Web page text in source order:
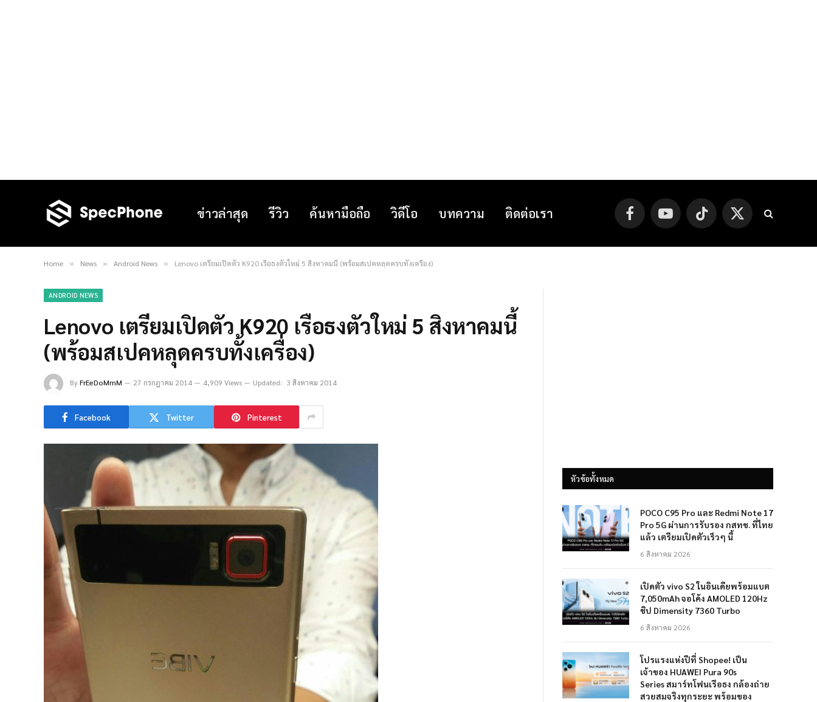
ข่าวล่าสุด รีวิว ค้นหามือถือ วิดีโอ บทความ ติดต่อเรา FacebookYouTube TikTok
X
(Twitter)
Home » News » Android News » Lenovo เตรียมเปิดตัว K920 เรือธงตัวใหม่ 5 สิงหาคมนี้ (พร้อมสเปคหลุดครบทั้งเครื่อง)
ANDROID NEWS
Lenovo เตรียมเปิดตัว K920 เรือธงตัวใหม่ 5 สิงหาคมนี้
(พร้อมสเปคหลุดครบทั้งเครื่อง)
ByFrEeDoMmM 27 กรกฎาคม 2014 4,909 Views Updated: 3 สิงหาคม 2014
Facebook Twitter Pinterest
หัวข้อทั้งหมด
POCO C95 Pro และ Redmi Note 17
Pro 5G ผ่านการรับรอง กสทช. ที่ไทย
แล้ว เตรียมเปิดตัวเร็วๆ นี้
6 สิงหาคม 2026
เปิดตัว vivo S2 ในอินเดียพร้อมแบต
7,050mAh จอโค้ง AMOLED 120Hz
ชิป Dimensity 7360 Turbo
6 สิงหาคม 2026
โปรแรงแห่งปีที่ Shopee! เป็น
เจ้าของ HUAWEI Pura 90s
Series สมาร์ทโฟนเรือธง กล้องถ่าย
สวยสมจริงทุกระยะ พร้อมของ